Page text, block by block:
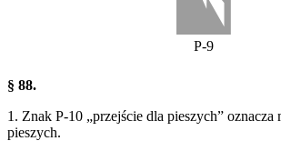
P-9
§ 88.
1. Znak P-10 „przejście dla pieszych” oznacza
pieszych.